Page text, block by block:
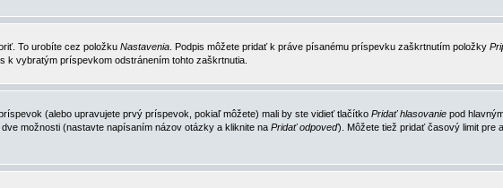
To urobíte cez položku Nastavenia . Podpis môžete pridať k práve písanému príspevku zaškrtnutím položky
k vybratým príspevkom odstránením tohto zaškrtnutia.
(alebo upravujete prvý príspevok, pokiaľ môžete) mali by ste vidieť tlačítko Pridať hlasovanie pod
možnosti (nastavte napísaním názov otázky a kliknite na Pridať odpoveď). Môžete tiež pridať časový limit pre